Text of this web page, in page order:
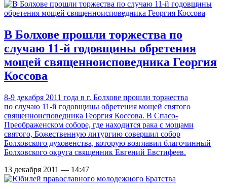
В Болхове прошли торжества по
случаю 11-й годовщины обретения
мощей священноисповедника Георгия
Коссова
8-9 декабря 2011 года в г. Болхове прошли торжества
по случаю 11-й годовщины обретения мощей святого
священноисповедника Георгия Коссова. В Спасо-
Преображенском соборе, где находится рака с мощами
святого, Божественную литургию совершил собор
Болховского духовенства, которую возглавил благочинный
Болховского округа священник Евгений Евстифеев.
13 декабря 2011 — 14:47